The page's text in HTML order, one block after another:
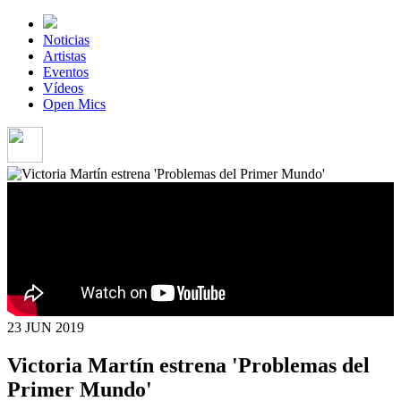
Noticias
Artistas
Eventos
Vídeos
Open Mics
23 JUN 2019
Victoria Martín estrena 'Problemas del
Primer Mundo'